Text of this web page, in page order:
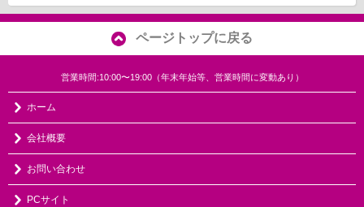
ページトップに戻る
営業時間:10:00〜19:00（年末年始等、営業時間に変動あり）
ホーム
会社概要
お問い合わせ
PCサイト